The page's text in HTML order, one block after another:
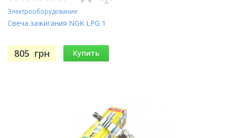
Электрооборудование
Свеча зажигания NGK LPG 1
805 грн Купить